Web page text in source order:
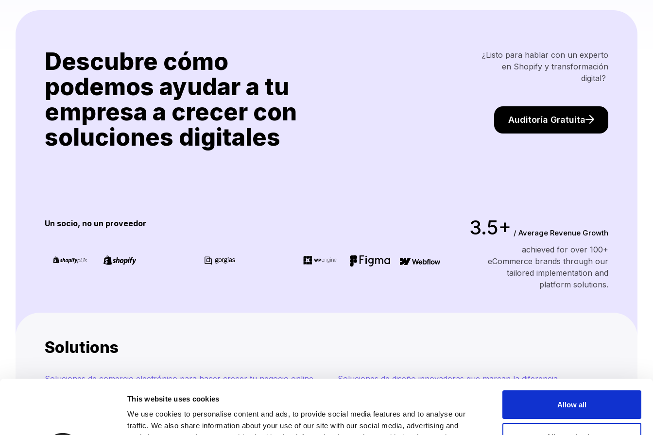
This website uses cookies
We use cookies to personalise content and ads, to provide social media features and to analyse our
traffic. We also share information about your use of our site with our social media, advertising and
Allow all
Descubre cómo
podemos ayudar a tu
empresa a crecer con
soluciones digitales
¿Listo para hablar con un experto
en Shopify y transformación
digital?
Auditoría Gratuita
Un socio, no un proveedor 3.5+ / Average Revenue Growth
achieved for over 100+
eCommerce brands through our
tailored implementation and
platform solutions.
Solutions
Soluciones de comercio electrónico para hacer crecer tu negocio online
Servicios avanzados de integración de sistemas para operaciones fluidas
Soluciones de diseño innovadoras que marcan la diferencia